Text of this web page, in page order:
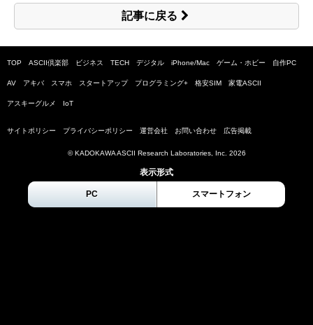
記事に戻る
TOP ASCII倶楽部 ビジネス TECH デジタル iPhone/Mac ゲーム・ホビー 自作PC
AV アキバ スマホ スタートアップ プログラミング+ 格安SIM 家電ASCII
アスキーグルメ IoT
サイトポリシー プライバシーポリシー 運営会社 お問い合わせ 広告掲載
© KADOKAWA ASCII Research Laboratories, Inc. 2026
表示形式
PC スマートフォン